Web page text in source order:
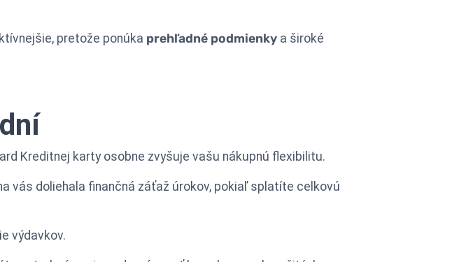
pretože ponúka prehľadné podmienky a široké
Kreditnej karty osobne zvyšuje vašu nákupnú flexibilitu.
vás doliehala finančná záťaž úrokov, pokiaľ splatíte celkovú
výdavkov.